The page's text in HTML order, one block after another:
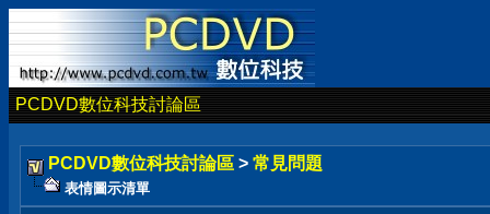
PCDVD數位科技討論區
PCDVD數位科技討論區 > 常見問題
表情圖示清單